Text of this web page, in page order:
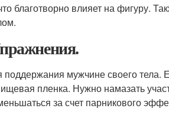
благотворно влияет на фигуру.
поддержания мужчине своего тела.
пленка. Нужно намазать
за счет парникового